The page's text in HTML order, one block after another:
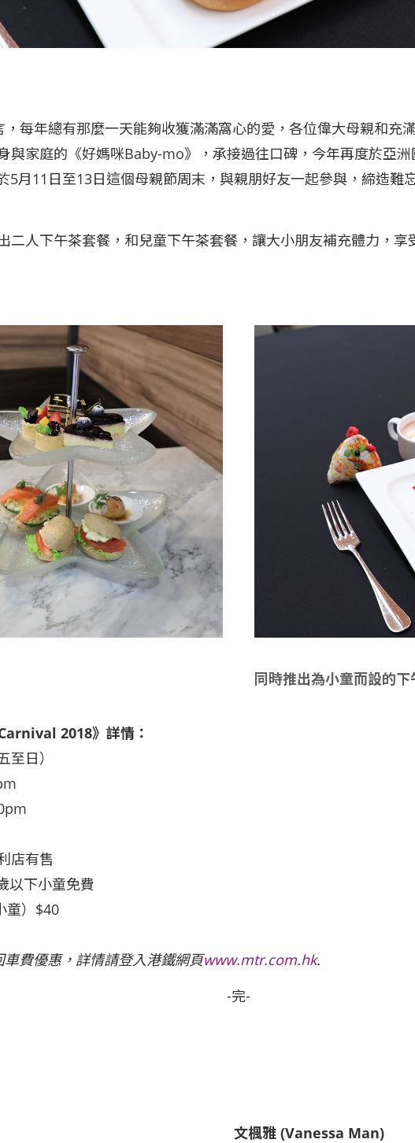
，每年總有那麼一天能夠收獲滿滿窩心的愛，各位偉大母親和
與家庭的《好媽咪Baby-mo》，承接過往口碑，今年再度於亞
月11日至13日這個母親節周末，與親朋好友一起參與，締造難
二人下午茶套餐，和兒童下午茶套餐，讓大小朋友補充體力，
同時推出為小童而設的下
2018》詳情：
日）
店有售
以下小童免費
）$40
費優惠，詳情請登入港鐵網頁www.mtr.com.hk.
-完-
文楓雅 (Vanessa Man)